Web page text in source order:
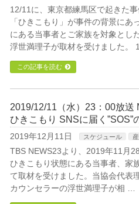
12/11に、東京都練馬区で起きた
「ひきこもり」が事件の背景に
にある当事者とご家族を対象とし
浮世満理子が取材を受けました。
この記事を読む
2019/12/11（水）23：00放
ひきこもり SNSに届く”SOS”
2019年12月11日 スケジュール
TBS NEWS23より、2019年11月
ひきこもり状態にある当事者、家
て取材を受けました。当協会代表
カウンセラーの浮世満理子が相 …